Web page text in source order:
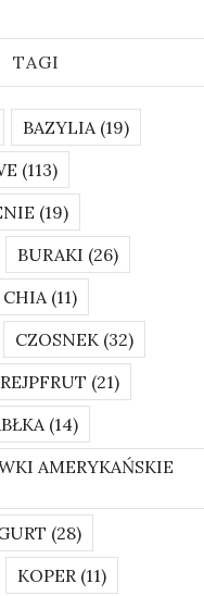
TAGI
BAZYLIA(19)
(113)
(19)
BURAKI (26)
CHIA(11)
CZOSNEK(32)
(21)
(14)
AMERYKAŃSKIE
(28)
KOPER(11)